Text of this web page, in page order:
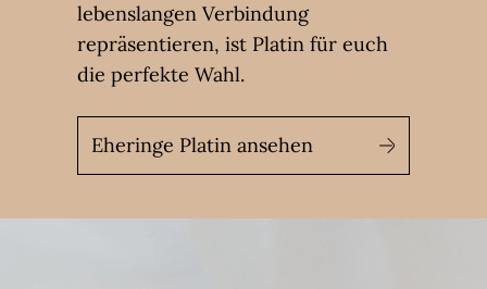
lebenslangen Verbindung
repräsentieren, ist Platin für euch
die perfekte Wahl.
Eheringe Platin ansehen